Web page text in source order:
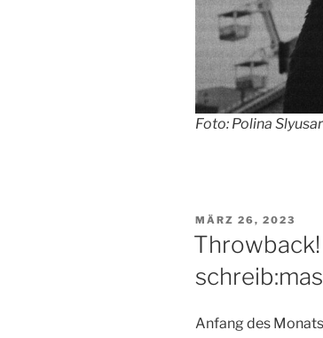
Foto: Polina Slyusar
VERÖFFENTLICHT
AM
MÄRZ 26, 2023
Anfang des